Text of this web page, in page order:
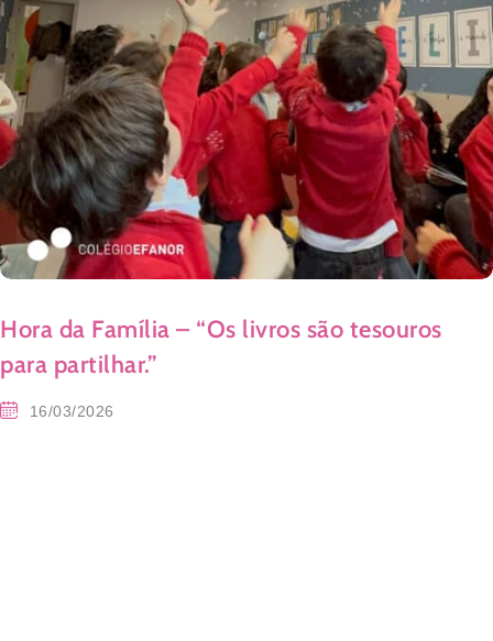
Hora da Família – “Os livros são tesouros
para partilhar.”
16/03/2026